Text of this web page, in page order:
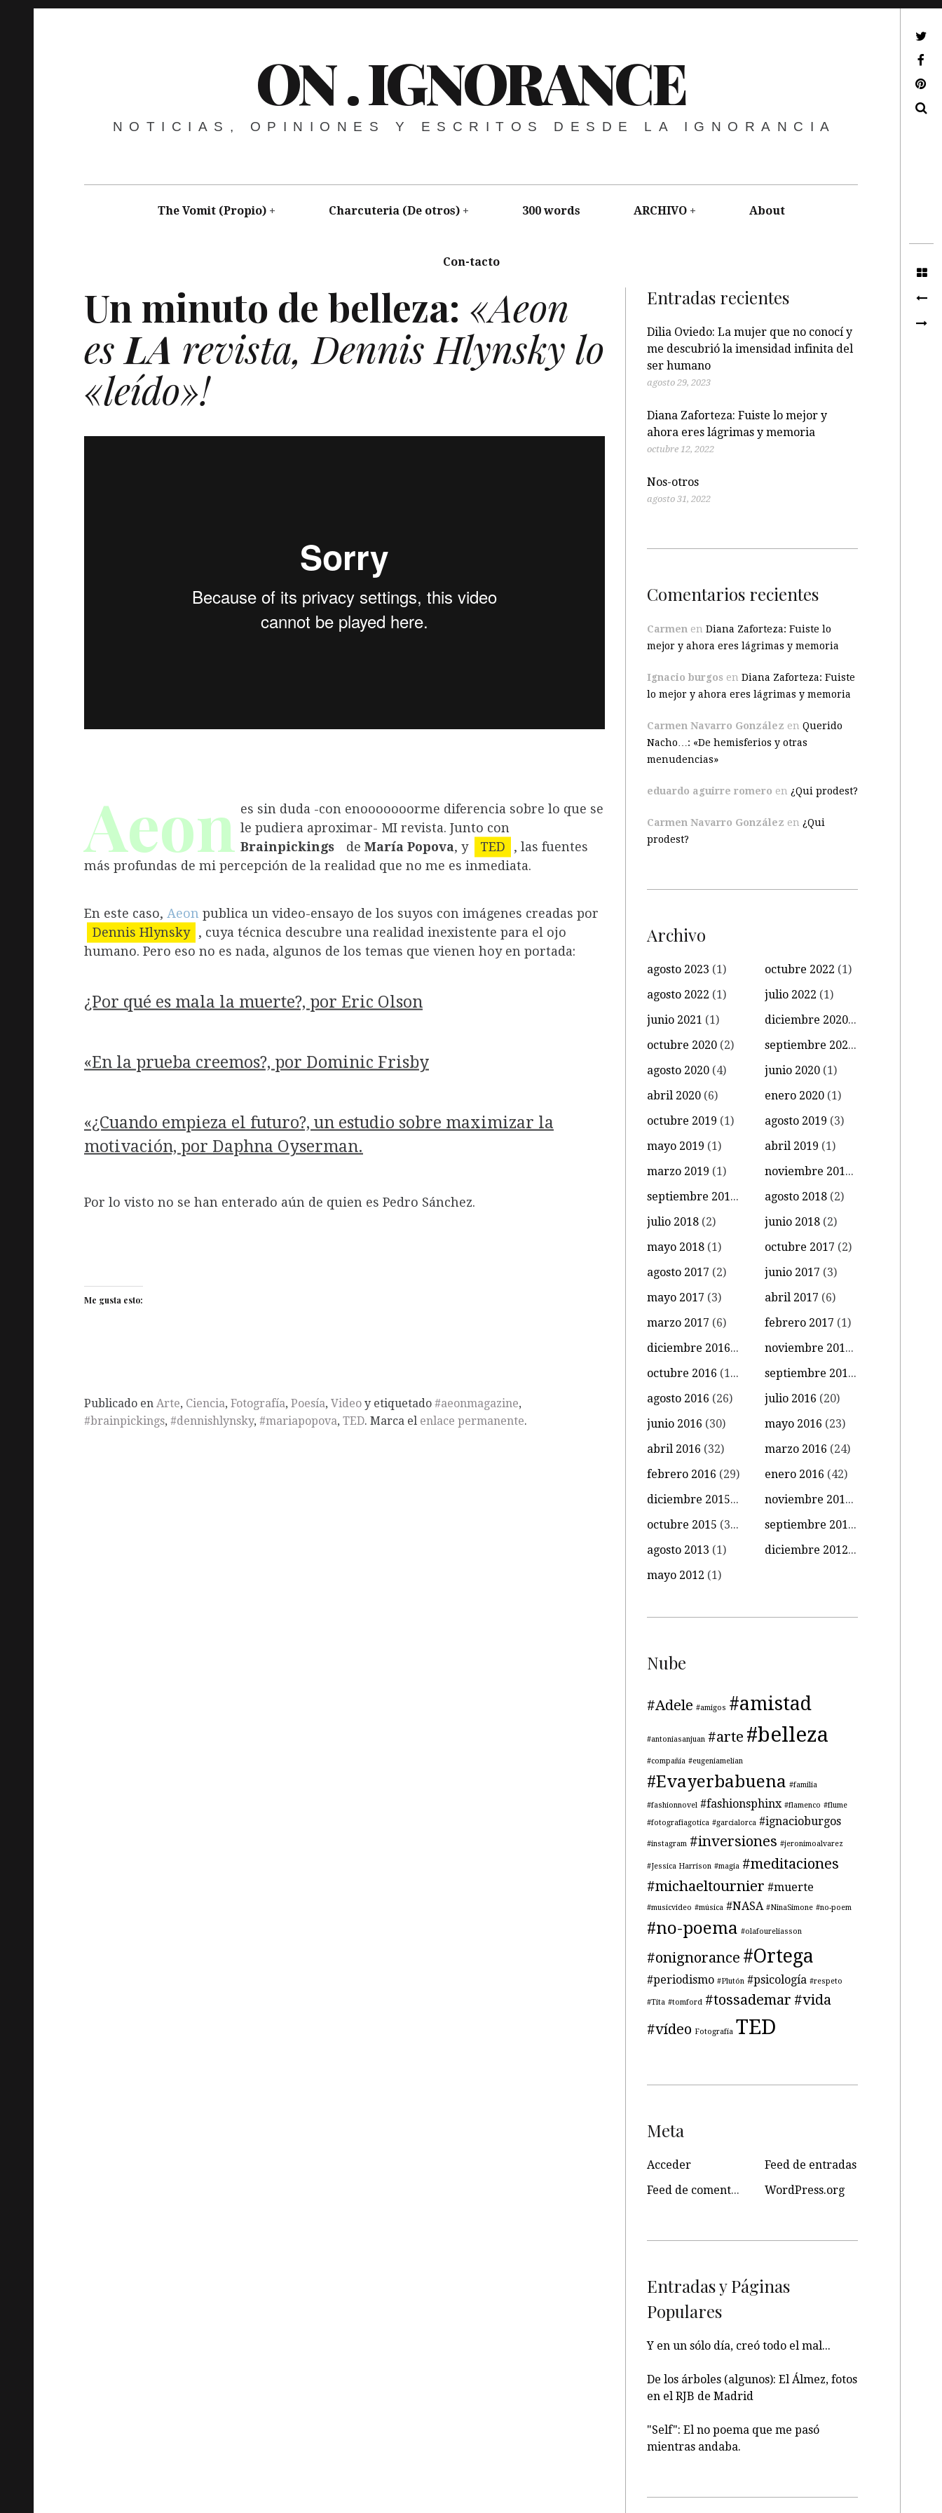
ON . IGNORANCE
NOTICIAS, OPINIONES Y ESCRITOS DESDE LA IGNORANCIA
The Vomit (Propio) Charcuteria (De otros) 300 words ARCHIVO About
Con-tacto
Un minuto de belleza: «Aeon
es LA revista, Dennis Hlynsky lo
«leído»!
Aeon es sin duda -con enooooooorme diferencia sobre lo que se
le pudiera aproximar- MI revista. Junto con
Brainpickings
de María Popova, y TED
, las fuentes
más profundas de mi percepción de la realidad que no me es inmediata.
En este caso, Aeon publica un video-ensayo de los suyos con imágenes creadas por
Dennis Hlynsky
, cuya técnica descubre una realidad inexistente para el ojo
humano. Pero eso no es nada, algunos de los temas que vienen hoy en portada:
¿Por qué es mala la muerte?, por Eric Olson
«En la prueba creemos?, por Dominic Frisby
«¿Cuando empieza el futuro?, un estudio sobre maximizar la
motivación, por Daphna Oyserman.
Por lo visto no se han enterado aún de quien es Pedro Sánchez.
Me gusta esto:
Publicado en Arte, Ciencia, Fotografía, Poesía, Video y etiquetado #aeonmagazine,
#brainpickings, #dennishlynsky, #mariapopova, TED. Marca el enlace permanente.
Entradas recientes
Dilia Oviedo: La mujer que no conocí y
me descubrió la imensidad infinita del
ser humano
agosto 29, 2023
Diana Zaforteza: Fuiste lo mejor y
ahora eres lágrimas y memoria
octubre 12, 2022
Nos-otros
agosto 31, 2022
Comentarios recientes
Carmen en Diana Zaforteza: Fuiste lo
mejor y ahora eres lágrimas y memoria
Ignacio burgos en Diana Zaforteza: Fuiste
lo mejor y ahora eres lágrimas y memoria
Carmen Navarro González en Querido
Nacho…: «De hemisferios y otras
menudencias»
eduardo aguirre romero en ¿Qui prodest?
Carmen Navarro González en ¿Qui
prodest?
Archivo
agosto 2023 (1) octubre 2022 (1)
agosto 2022 (1) julio 2022 (1)
junio 2021 (1) diciembre 2020
(1)
octubre 2020(2) septiembre 2020(3)
agosto 2020(4) junio 2020 (1)
abril 2020(6) enero 2020 (1)
octubre 2019 (1) agosto 2019 (3)
mayo 2019 (1) abril 2019 (1)
marzo 2019 (1) noviembre 2018(2)
septiembre 2018(1) agosto 2018 (2)
julio 2018(2) junio 2018 (2)
mayo 2018(1) octubre 2017 (2)
agosto 2017 (2) junio 2017 (3)
mayo 2017 (3) abril 2017 (6)
marzo 2017 (6) febrero 2017 (1)
diciembre 2016
(4) noviembre 2016(11)
octubre 2016 (14) septiembre 2016(18)
agosto 2016 (26) julio 2016 (20)
junio 2016 (30) mayo 2016 (23)
abril 2016 (32) marzo 2016 (24)
febrero 2016 (29) enero 2016 (42)
diciembre 2015
(39) noviembre 2015(18)
octubre 2015 (34) septiembre 2015(15)
agosto 2013 (1) diciembre 2012
(1)
mayo 2012 (1)
Nube
#Adele #amigos #amistad
#antoniasanjuan #arte #belleza
#compañía #eugeniamelian
#Evayerbabuena #familia
#fashionnovel #fashionsphinx #flamenco #flume
#fotografiagotica #garcialorca #ignacioburgos
#instagram #inversiones #jeronimoalvarez
#Jessica Harrison #magia #meditaciones
#michaeltournier #muerte
#musicvideo #música #NASA #NinaSimone #no-poem
#no-poema #olafoureliasson
#onignorance #Ortega
#periodismo #Plutón #psicología #respeto
#Tita #tomford #tossademar #vida
#vídeo Fotografía TED
Meta
Acceder
Feed de entradas
Feed de comentarios
WordPress.org
Entradas y Páginas
Populares
Y en un sólo día, creó todo el mal...
De los árboles (algunos): El Álmez, fotos
en el RJB de Madrid
"Self": El no poema que me pasó
mientras andaba.